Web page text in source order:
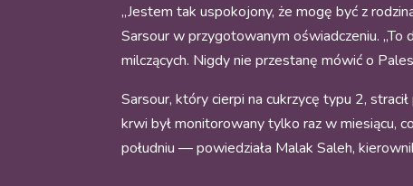
„Jestem tak uspokojony, że mogę być z
Sarsour w przygotowanym oświadczeniu.
milczących. Nigdy nie przestanę mówić o
Sarsour, który cierpi na cukrzycę typu 2,
krwi był monitorowany tylko raz w miesiącu,
południu — powiedziała Malak Saleh,